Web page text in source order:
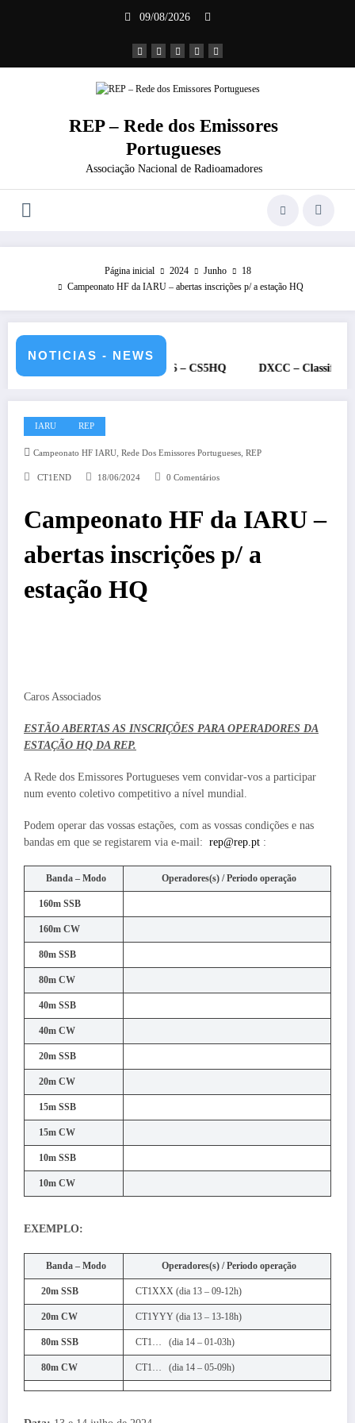
09/08/2026
REP – Rede dos Emissores
Portugueses
Associação Nacional de Radioamadores
Página inicial 2024 Junho
18
Campeonato HF da IARU – abertas inscrições p/ a estação HQ
NOTICIAS - NEWS
e 12 de julho de 2026 – CS5HQ DXCC – Classificação estações
IARU REP
Campeonato HF IARU, Rede Dos Emissores Portugueses, REP
CT1END 18/06/2024 0 Comentários
Campeonato HF da IARU –
abertas inscrições p/ a
estação HQ
Caros Associados
ESTÃO ABERTAS AS INSCRIÇÕES PARA OPERADORES DA
ESTAÇÃO HQ DA REP.
A Rede dos Emissores Portugueses vem convidar-vos a participar
num evento coletivo competitivo a nível mundial.
Podem operar das vossas estações, com as vossas condições e nas
bandas em que se registarem via e-mail: rep@rep.pt :
Banda – Modo Operadores(s) / Periodo operação
160m SSB
160m CW
80m SSB
80m CW
40m SSB
40m CW
20m SSB
20m CW
15m SSB
15m CW
10m SSB
10m CW
EXEMPLO:
Banda – Modo Operadores(s) / Periodo operação
20m SSB CT1XXX (dia 13 – 09-12h)
20m CW CT1YYY (dia 13 – 13-18h)
80m SSB CT1… (dia 14 – 01-03h)
80m CW CT1… (dia 14 – 05-09h)